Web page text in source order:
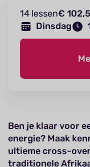
14 lessen€
Dinsdag
Ben je klaar voor
energie? Maak
ultieme cross-
traditionele